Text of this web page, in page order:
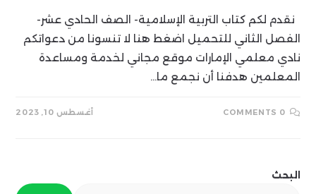
نقدم لكم كتاب التربية الإسلامية- الصف الحادي عشر-
الفصل الثاني للتحميل اضغط هنا لا تنسونا من دعواتكم
نادي معلمي الإمارات موقع مجاني لخدمة ومساعدة
المعلمين هدفنا أن نجمع ما…
0 COMMENTS أغسطس 10, 2023
البحث